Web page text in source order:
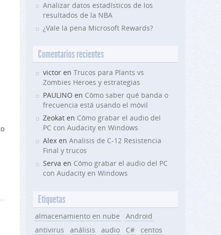
Analizar datos estadísticos de los
resultados de la NBA
¿Vale la pena Microsoft Rewards?
Comentarios recientes
victor en Trucos para Plants vs
Zombies Heroes y estrategias
PAULINO en Cómo saber qué banda o
frecuencia está usando el móvil
Zeokat en Cómo grabar el audio del
PC con Audacity en Windows
Alex en Analisis de C-12 Resistencia
Final y trucos
Serva en Cómo grabar el audio del PC
con Audacity en Windows
Etiquetas
almacenamiento en nube
Android
antivirus
análisis audio C#
centos